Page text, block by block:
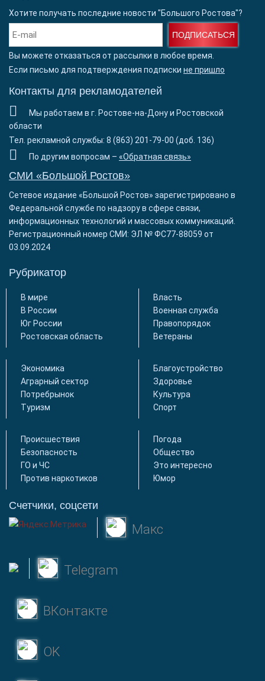
Хотите получать последние новости "Большого Ростова"?
ПОДПИСАТЬСЯ
Вы можете отказаться от рассылки в любое время.
Если письмо для подтверждения подписки не пришло
Контакты для рекламодателей
Мы работаем в г. Ростове-на-Дону и Ростовской
области
Тел. рекламной службы: 8 (863) 201-79-00 (доб. 136)
По другим вопросам – «Обратная связь»
СМИ «Большой Ростов»
Сетевое издание «Большой Ростов» зарегистрировано в
Федеральной службе по надзору в сфере связи,
информационных технологий и массовых коммуникаций.
Регистрационный номер СМИ: ЭЛ № ФС77-88059 от
03.09.2024
Рубрикатор
В мире
В России
Юг России
Ростовская область
Власть
Военная служба
Правопорядок
Ветераны
Экономика
Аграрный сектор
Потребрынок
Туризм
Благоустройство
Здоровье
Культура
Спорт
Происшествия
Безопасность
ГО и ЧС
Против наркотиков
Погода
Общество
Это интересно
Юмор
Счетчики, соцсети
Макс
Telegram
ВКонтакте
OK